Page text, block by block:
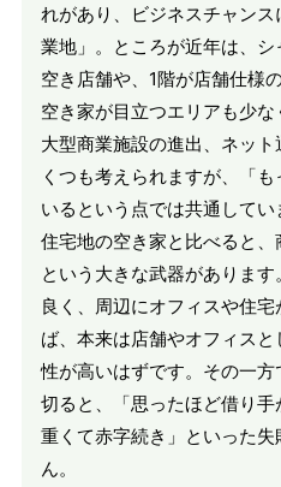
れがあり、ビジネスチャン
業地」。ところが近年は、
空き店舗や、1階が店舗仕様
空き家が目立つエリアも少
大型商業施設の進出、ネッ
くつも考えられますが、「
いるという点では共通してい
住宅地の空き家と比べると、
という大きな武器がありま
良く、周辺にオフィスや住
ば、本来は店舗やオフィス
性が高いはずです。その一
切ると、「思ったほど借り
重くて赤字続き」といった
ん。